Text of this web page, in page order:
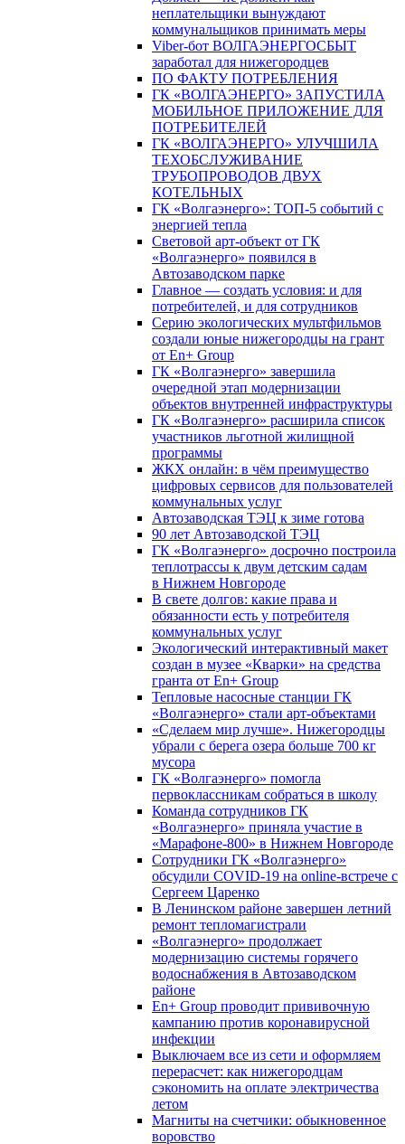
неплательщики вынуждают
коммунальщиков принимать меры
Viber-бот ВОЛГАЭНЕРГОСБЫТ
заработал для нижегородцев
ПО ФАКТУ ПОТРЕБЛЕНИЯ
ГК «ВОЛГАЭНЕРГО» ЗАПУСТИЛА
МОБИЛЬНОЕ ПРИЛОЖЕНИЕ ДЛЯ
ПОТРЕБИТЕЛЕЙ
ГК «ВОЛГАЭНЕРГО» УЛУЧШИЛА
ТЕХОБСЛУЖИВАНИЕ
ТРУБОПРОВОДОВ ДВУХ
КОТЕЛЬНЫХ
ГК «Волгаэнерго»: ТОП-5 событий с
энергией тепла
Световой арт-объект от ГК
«Волгаэнерго» появился в
Автозаводском парке
Главное — создать условия: и для
потребителей, и для сотрудников
Серию экологических мультфильмов
создали юные нижегородцы на грант
от En+ Group
ГК «Волгаэнерго» завершила
очередной этап модернизации
объектов внутренней инфраструктуры
ГК «Волгаэнерго» расширила список
участников льготной жилищной
программы
ЖКХ онлайн: в чём преимущество
цифровых сервисов для пользователей
коммунальных услуг
Автозаводская ТЭЦ к зиме готова
90 лет Автозаводской ТЭЦ
ГК «Волгаэнерго» досрочно построила
теплотрассы к двум детским садам
в Нижнем Новгороде
В свете долгов: какие права и
обязанности есть у потребителя
коммунальных услуг
Экологический интерактивный макет
создан в музее «Кварки» на средства
гранта от En+ Group
Тепловые насосные станции ГК
«Волгаэнерго» стали арт-объектами
«Сделаем мир лучше». Нижегородцы
убрали с берега озера больше 700 кг
мусора
ГК «Волгаэнерго» помогла
первоклассникам собраться в школу
Команда сотрудников ГК
«Волгаэнерго» приняла участие в
«Марафоне-800» в Нижнем Новгороде
Сотрудники ГК «Волгаэнерго»
обсудили COVID-19 на online-встрече с
Сергеем Царенко
В Ленинском районе завершен летний
ремонт тепломагистрали
«Волгаэнерго» продолжает
модернизацию системы горячего
водоснабжения в Автозаводском
районе
En+ Group проводит прививочную
кампанию против коронавирусной
инфекции
Выключаем все из сети и оформляем
перерасчет: как нижегородцам
сэкономить на оплате электричества
летом
Магниты на счетчики: обыкновенное
воровство